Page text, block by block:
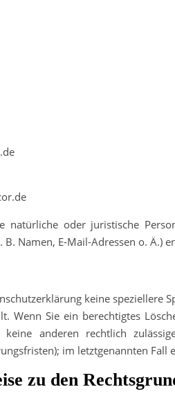
natürliche oder juristische
B. Namen, E-Mail-Adressen o. Ä.)
keine speziellere
Wenn Sie ein berechtigtes
anderen rechtlich
im letztgenannten Fall
zu den